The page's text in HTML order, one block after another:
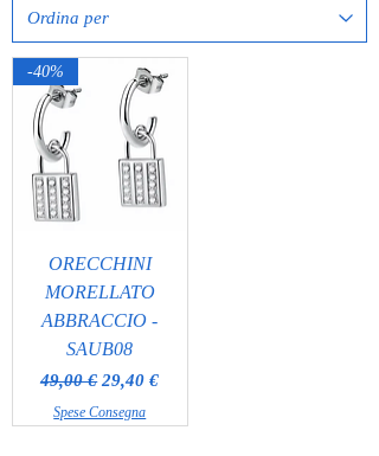
-40%
ORECCHINI
MORELLATO
ABBRACCIO -
SAUB08
Prezzo regolare
49,00 € Prezzo scontato
29,40 €
Spese Consegna